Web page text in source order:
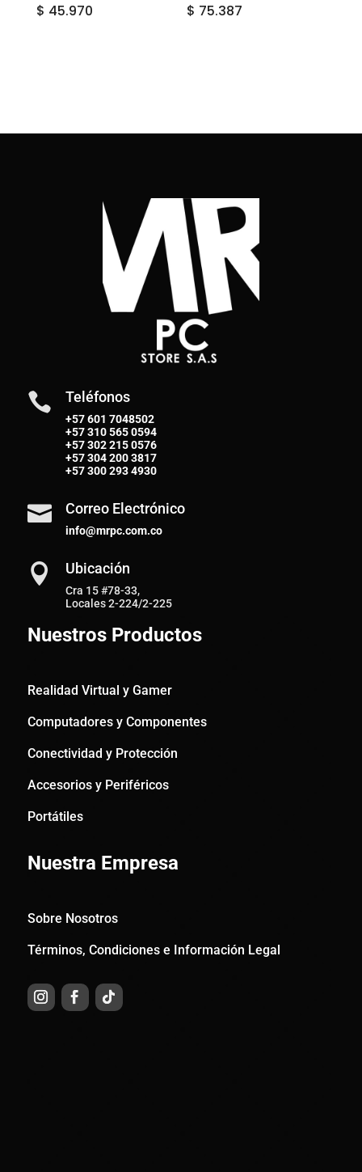
$ 45.970
$ 75.387
 Teléfonos
+57 601 7048502
+57310 565 0594
+57302 215 0576
+57304 200 3817
+57300 293 4930
 Correo Electrónico
info@mrpc.com.co
 Ubicación
Cra 15 #78-33,
Locales 2-224/2-225
Nuestros Productos
Realidad Virtual y Gamer
Computadores y Componentes
Conectividad y Protección
Accesorios y Periféricos
Portátiles
Nuestra Empresa
Sobre Nosotros
Términos, Condiciones e Información Legal